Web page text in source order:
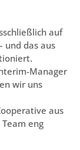
auf
und das aus
Manager
wir uns
aus
eng